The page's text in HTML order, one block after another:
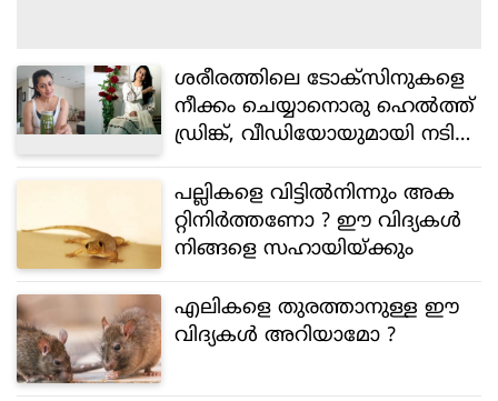
ശരീരത്തിലെ ടോക്‌സിനുകളെ
നീക്കം ചെയ്യാനൊരു ഹെല്‍ത്ത്
ഡ്രിങ്ക്, വീഡിയോയുമായി നടി
റീനു മാത്യൂസ്
പല്ലികളെ വിട്ടിൽനിന്നും അക
റ്റിനിർത്തണോ ? ഈ വിദ്യകൾ
നിങ്ങളെ സഹായിയ്ക്കും
എലികളെ തുരത്താനുള്ള ഈ
വിദ്യകൾ അറിയാമോ ?